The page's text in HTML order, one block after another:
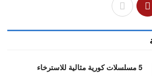
5 مسلسلات كورية مثالية للاسترخاء